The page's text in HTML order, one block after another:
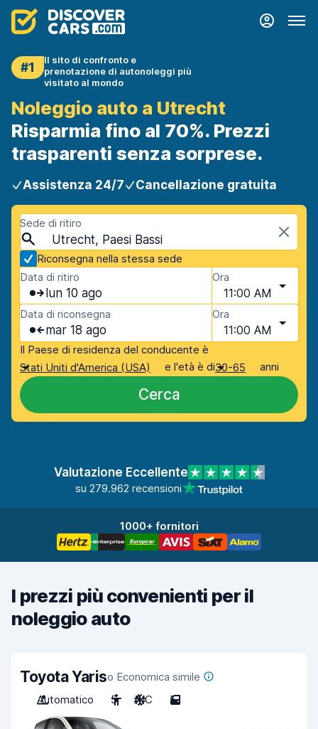
#1
Il sito di confronto e
prenotazione di autonoleggi più
visitato al mondo
Noleggio auto a Utrecht
Risparmia fino al 70%. Prezzi
trasparenti senza sorprese.
Assistenza 24/7 Cancellazione gratuita
Sede di ritiro
Utrecht, Paesi Bassi
Riconsegna nella stessa sede
Data di ritiro
lun 10 ago
Ora
11:00 AM
Data di riconsegna
mar 18 ago
Ora
11:00 AM
Il Paese di residenza del conducente è
Stati Uniti d'America (USA)
e l'età è di30-65 anni
Cerca
Valutazione Eccellente
su 279.962 recensioni
1000+ fornitori
I prezzi più convenienti per il
noleggio auto
Toyota Yariso Economica simile
Automatico
5 A/C 5